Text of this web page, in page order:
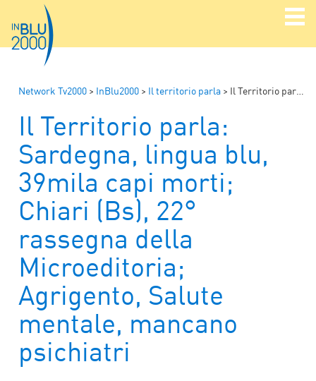
Network Tv2000 > InBlu2000 > Il territorio parla > Il Territorio parla: Sardegna, lingua blu, 39mila capi morti; Chiari (Bs), 22° rassegna della Microeditoria; Agrigento, Salute mentale, mancano psichiatri
Il Territorio parla:
Sardegna, lingua blu,
39mila capi morti;
Chiari (Bs), 22°
rassegna della
Microeditoria;
Agrigento, Salute
mentale, mancano
psichiatri